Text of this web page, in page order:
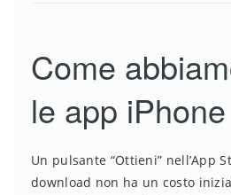
Come
le app
Un pulsante “Ottieni” nell’App
download non ha un costo